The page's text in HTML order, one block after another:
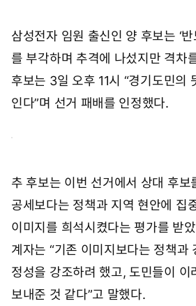
삼성전자 임원 출신인 양 후보는 ‘반
를 부각하며 추격에 나섰지만 격차
후보는 3일 오후 11시 “경기도민의
인다”며 선거 패배를 인정했다.
추 후보는 이번 선거에서 상대 후보
공세보다는 정책과 지역 현안에 집
이미지를 희석시켰다는 평가를 받
계자는 “기존 이미지보다는 정책과
정성을 강조하려 했고, 도민들이 이
보내준 것 같다”고 말했다.